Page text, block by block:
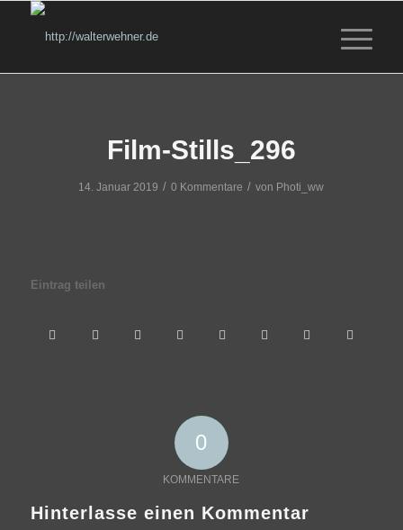
Film-Stills_296
14. Januar 2019 / 0 Kommentare / von Photi_ww
Eintrag teilen
0
KOMMENTARE
Hinterlasse einen Kommentar